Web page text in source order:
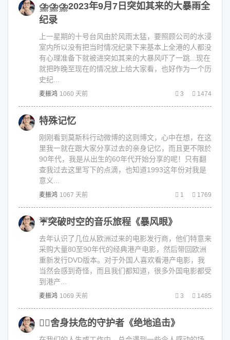
⛈⛈⛈2023年9月7日突如其来的大暴雨全
纪录
上一星期的十号台风由於风雨太猛，要照顾公司的水浸
室内所以没有把当时情况纪录下来基本上全港的人都没
有心理准备下就被进突如其来的大暴风吓了一跳...现在
就把昨晚至现在的情况放上给大家看，也好作为一个历
史纪...
麦振鸿 1060 天前 3 1474
特殊记忆
刚刚看到莫斯科行动微博的这则博文，心中在想，在这
里我一就在跟大家分享过去的亲身记忆，而且更不限於
90年代，我是从出生的60年代开始分享的呢！只有翻
查我过去这里写下的点滴，也知道1993这年份对我是
意义...
麦振鸿 1067 天前 1 1769
☔️突破时空的音乐旅程《暴风眼》
去年认识了几位从欧洲过来的电影发行商，他们特意来
采购大量80至90年代的经典港产电影，然后带回欧洲
重新发行DVD版本。对于外国人喜欢看港产电影，我
当然会感到奇怪，而且我们都知道，很多外国电影都受
到港产...
麦振鸿 1069 天前 3 1485
👨‍✈️舍身扶危的守护者《绝地追击》